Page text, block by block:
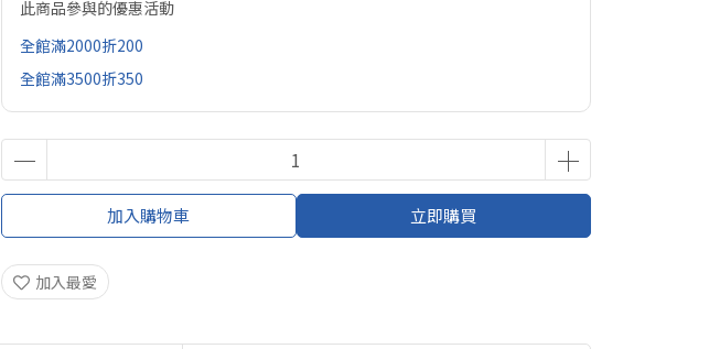
此商品參與的優惠活動
全館滿2000折200
全館滿3500折350
加入購物車 立即購買
加入最愛